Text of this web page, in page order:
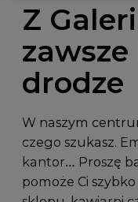
Z
zawsze
drodze
W naszym
czego szukasz.
kantor… Proszę
pomoże Ci